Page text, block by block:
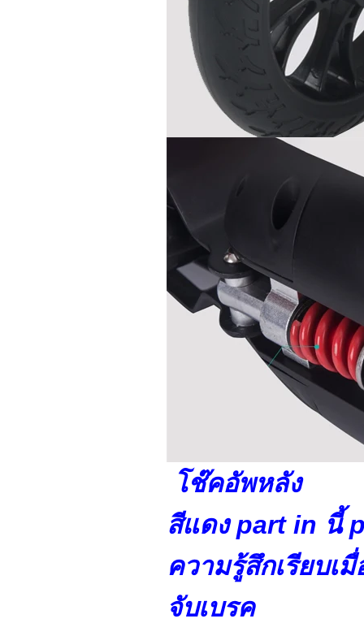
โช๊คอัพหลัง
สีแดง part in นี้
ความรู้สึกเรียบเ
จับเบรค